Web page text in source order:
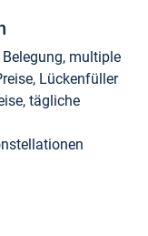
multiple
Lückenfüller
tägliche